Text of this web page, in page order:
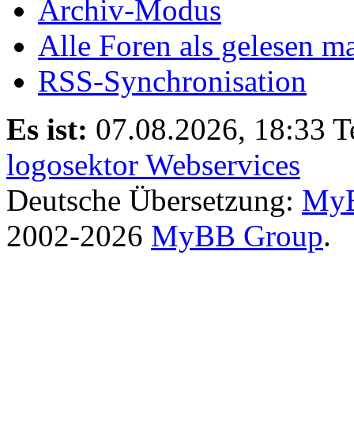
Archiv-Modus
Alle Foren als gelesen
RSS-Synchronisation
Es ist: 07.08.2026, 18:33
logosektor Webservices
Deutsche Übersetzung:
2002-2026 MyBB Group.